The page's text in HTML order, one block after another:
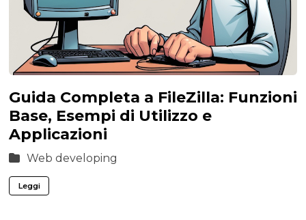
Guida Completa a FileZilla: Funzioni
Base, Esempi di Utilizzo e
Applicazioni
Web developing
Leggi